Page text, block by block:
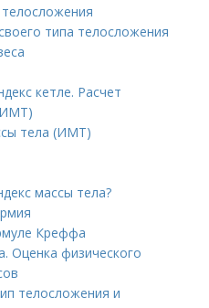
телосложения
типа телосложения
кетле. Расчет
тела (ИМТ)
массы тела?
Креффа
Оценка физического
телосложения и